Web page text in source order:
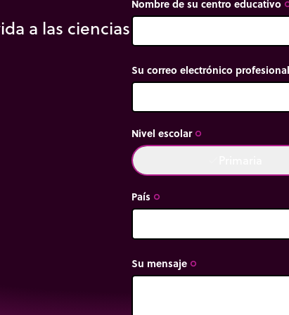
a las ciencias
Nombre de su centro educativo
Su correo electrónico profesional
Nivel escolar trip_origin
País trip_origin
Su mensaje trip_origin